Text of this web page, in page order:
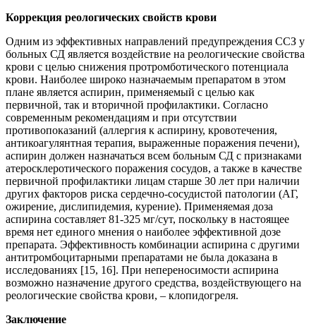
Коррекция реологических свойств крови
Одним из эффективных направлений предупреждения ССЗ у
больных СД является воздействие на реологические свойства
крови с целью снижения протромботического потенциала
крови. Наиболее широко назначаемым препаратом в этом
плане является аспирин, применяемый с целью как
первичной, так и вторичной профилактики. Согласно
современным рекомендациям и при отсутствии
противопоказаний (аллергия к аспирину, кровотечения,
антикоагулянтная терапия, выраженные поражения печени),
аспирин должен назначаться всем больным СД с признаками
атеросклеротического поражения сосудов, а также в качестве
первичной профилактики лицам старше 30 лет при наличии
других факторов риска сердечно-сосудистой патологии (АГ,
ожирение, дислипидемия, курение). Применяемая доза
аспирина составляет 81-325 мг/сут, поскольку в настоящее
время нет единого мнения о наиболее эффективной дозе
препарата. Эффективность комбинации аспирина с другими
антитромбоцитарными препаратами не была доказана в
исследованиях [15, 16]. При непереносимости аспирина
возможно назначение другого средства, воздействующего на
реологические свойства крови, – клопидогреля.
Заключение